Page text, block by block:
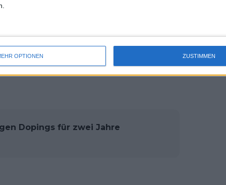
OPTIONEN ZUSTIMMEN
viele Fragen offen. Zu Beginn
auf die verbotene Substanz
noch für fahrlässiges
CAS wenden, nachdem gegen
Dopings für zwei Jahre